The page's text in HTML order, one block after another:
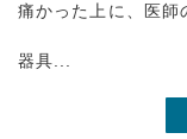
痛かった上に、医師
器具...